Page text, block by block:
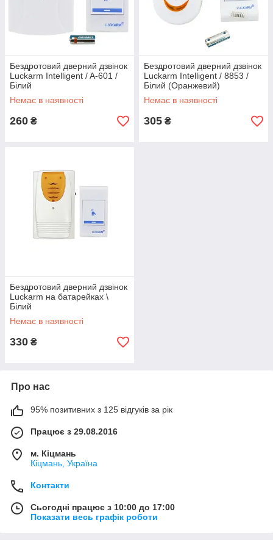
Бездротовий дверний дзвінок
Luckarm Intelligent / A-601 /
Білий
Немає в наявності
260 ₴
Бездротовий дверний дзвінок
Luckarm Intelligent / 8853 /
Білий (Оранжевий)
Немає в наявності
305 ₴
Бездротовий дверний дзвінок
Luckarm на батарейках \
Білий
Немає в наявності
330 ₴
Про нас
95% позитивних з 125 відгуків за рік
Працює з 29.08.2016
м. Кіцмань
Кіцмань, Україна
Контакти
Сьогодні працює з 10:00 до 17:00
Показати весь графік роботи